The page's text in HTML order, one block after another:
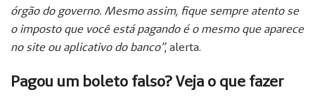
órgão do governo. Mesmo assim, fique sempre atento se
o imposto que você está pagando é o mesmo que aparece
no site ou aplicativo do banco”, alerta.
Pagou um boleto falso? Veja o que fazer